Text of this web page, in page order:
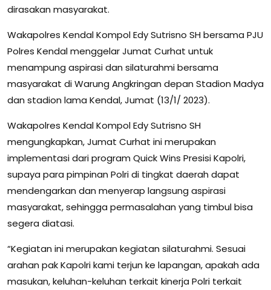
dirasakan masyarakat.
Wakapolres Kendal Kompol Edy Sutrisno SH bersama PJU
Polres Kendal menggelar Jumat Curhat untuk
menampung aspirasi dan silaturahmi bersama
masyarakat di Warung Angkringan depan Stadion Madya
dan stadion lama Kendal, Jumat (13/1/ 2023).
Wakapolres Kendal Kompol Edy Sutrisno SH
mengungkapkan, Jumat Curhat ini merupakan
implementasi dari program Quick Wins Presisi Kapolri,
supaya para pimpinan Polri di tingkat daerah dapat
mendengarkan dan menyerap langsung aspirasi
masyarakat, sehingga permasalahan yang timbul bisa
segera diatasi.
“Kegiatan ini merupakan kegiatan silaturahmi. Sesuai
arahan pak Kapolri kami terjun ke lapangan, apakah ada
masukan, keluhan-keluhan terkait kinerja Polri terkait